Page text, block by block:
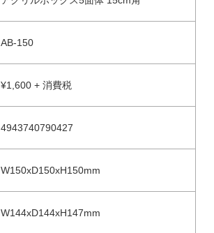
AB-150
¥1,600 + 消費税
4943740790427
W150xD150xH150mm
W144xD144xH147mm